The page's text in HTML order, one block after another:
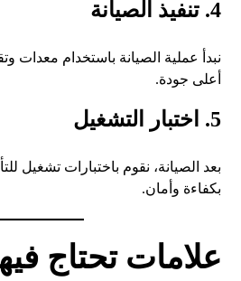
4. تنفيذ الصيانة
نبدأ عملية الصيانة باستخدام معدات
أعلى جودة.
5. اختبار التشغيل
بعد الصيانة، نقوم باختبارات تشغيل
بكفاءة وأمان.
علامات تحتاج